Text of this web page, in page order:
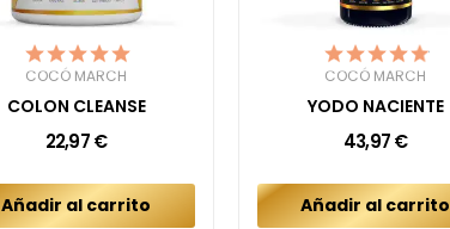
COCÓ MARCH
COLON CLEANSE
22,97 €
Añadir al carrito
COCÓ MARCH
YODO NACIENTE
43,97 €
Añadir al carrito